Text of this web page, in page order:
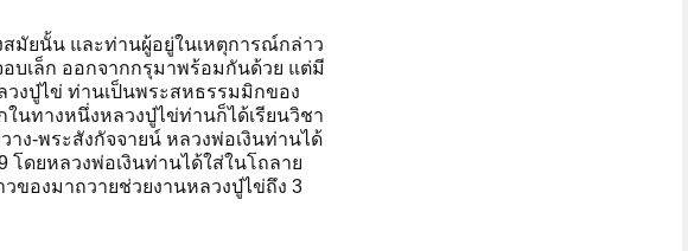
สมัยนั้น และท่านผู้อยู่ในเหตุการณ์กล่าว
บเล็ก ออกจากกรุมาพร้อมกันด้วย แต่มี
วงปู่ไข่ ท่านเป็นพระสหธรรมมิกของ
นทางหนึ่งหลวงปู่ไข่ท่านก็ได้เรียนวิชา
าง-พระสังกัจจายน์ หลวงพ่อเงินท่านได้
โดยหลวงพ่อเงินท่านได้ใส่ในโถลาย
ของมาถวายช่วยงานหลวงปู่ไข่ถึง 3